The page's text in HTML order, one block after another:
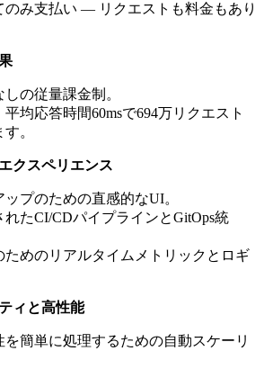
のみ支払い — リクエストも料金もあり
の従量課金制。
均応答時間60msで694万リクエスト
。
クスペリエンス
プのための直感的なUI。
れたCI/CDパイプラインとGitOps統
ためのリアルタイムメトリックとロギ
ィと高性能
簡単に処理するための自動スケーリ